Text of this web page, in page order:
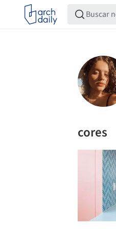
cores